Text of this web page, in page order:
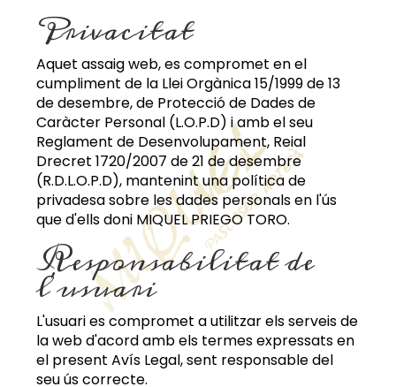
Privacitat
Aquet assaig web, es compromet en el
cumpliment de la Llei Orgànica 15/1999 de 13
de desembre, de Protecció de Dades de
Caràcter Personal (L.O.P.D) i amb el seu
Reglament de Desenvolupament, Reial
Drecret 1720/2007 de 21 de desembre
(R.D.L.O.P.D), mantenint una política de
privadesa sobre les dades personals en l'ús
que d'ells doni MIQUEL PRIEGO TORO.
Responsabilitat de
l'usuari
L'usuari es compromet a utilitzar els serveis de
la web d'acord amb els termes expressats en
el present Avís Legal, sent responsable del
seu ús correcte.